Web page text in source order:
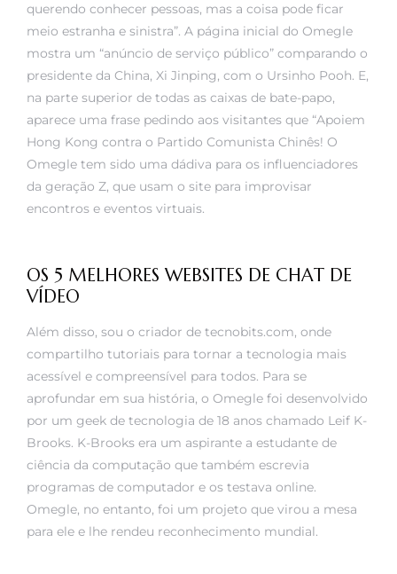
querendo conhecer pessoas, mas a coisa pode ficar
meio estranha e sinistra”. A página inicial do Omegle
mostra um “anúncio de serviço público” comparando o
presidente da China, Xi Jinping, com o Ursinho Pooh. E,
na parte superior de todas as caixas de bate-papo,
aparece uma frase pedindo aos visitantes que “Apoiem
Hong Kong contra o Partido Comunista Chinês! O
Omegle tem sido uma dádiva para os influenciadores
da geração Z, que usam o site para improvisar
encontros e eventos virtuais.
OS 5 MELHORES WEBSITES DE CHAT DE
VÍDEO
Além disso, sou o criador de tecnobits.com, onde
compartilho tutoriais para tornar a tecnologia mais
acessível e compreensível para todos. Para se
aprofundar em sua história, o Omegle foi desenvolvido
por um geek de tecnologia de 18 anos chamado Leif K-
Brooks. K-Brooks era um aspirante a estudante de
ciência da computação que também escrevia
programas de computador e os testava online.
Omegle, no entanto, foi um projeto que virou a mesa
para ele e lhe rendeu reconhecimento mundial.